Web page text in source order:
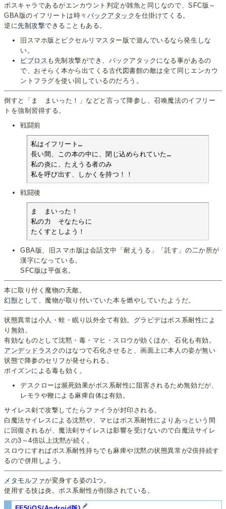
ボスキャラであるがエンカウント判定が雑魚と同じなので、SFC版～
GBA版のイフリートは時々 バックアタック を仕掛けてくる。
逆に先制攻撃できることもある。
旧スマホ版とピクセルリマスター版で遊んでいるなら発生しな
い。
ビブロス も先制攻撃ができ、バックアタックになる事があるの
で、おそらく本から出てくる古代図書館の敵は全て同じエンカウ
ントフラグを使い回しているのだろう。
倒すと「ま まいった！」などと言って降参し、召喚魔法のイフリー
トを強制習得する。
戦闘前
私はイフリート…
長い間、この本の中に、閉じ込められていた…
私の炎に、たえうる者のみ
私を呼び出す、しかくを持つ！！
戦闘後
ま　まいった！
私の力　そなたらに
たくすとしよう！
GBA版、旧スマホ版は会話文中「耐えうる」「託す」の二か所が
漢字になっている。
SFC版は平仮名。
本に取り付く魔物の天敵。
幻獣として、魔物が取り付いていた本を燃やしていたようだ。
状態異常は小人・蛙・眠り以外全て有効。グラビデはボス系耐性によ
り無効。
有効なものとして沈黙・毒・マヒ・スロウが効くほか、石化も有効。
アンデッドラスクのはなつで石化させると、画面上に本人の姿が無い
状態で降参のセリフが発せられる。
ポイズンによる毒も効く。
デスクローは瀕死効果がボス系耐性に阻害されるため無効だが、
レモラや鞭による麻痺自体は有効。
サイレス剣で攻撃してたらファイラが封印される。
白魔法サイレスによる沈黙や、マヒはボス系耐性によりあっという間
に回復されるが、魔法剣サイレスは影響を受けないので白魔法サイレ
スの3～4倍以上沈黙が続く。
スロウにすればボス系耐性持ちでも麻痺や沈黙の状態異常が2倍持続す
るので併用しよう。
メタモルファが変身する姿の1つ。
使用する技は炎。ボス系耐性が削除されている。